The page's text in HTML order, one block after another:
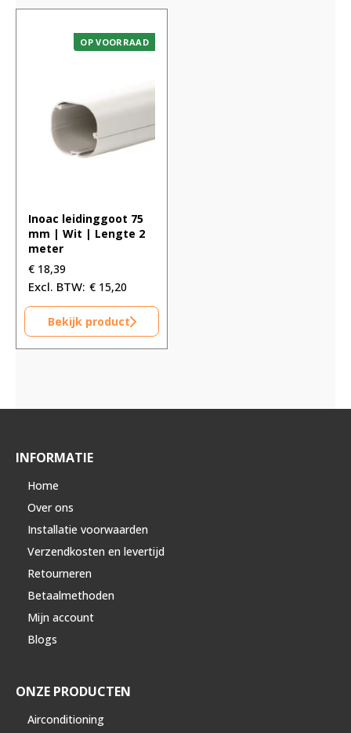
OP VOORRAAD
Inoac leidinggoot 75
mm | Wit | Lengte 2
meter
€ 18,39
€ 15,20
Bekijk product
INFORMATIE
Home
Over ons
Installatie voorwaarden
Verzendkosten en levertijd
Retourneren
Betaalmethoden
Mijn account
Blogs
ONZE PRODUCTEN
Airconditioning